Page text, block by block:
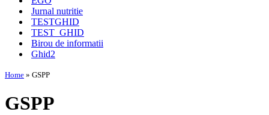
Jurnal nutritie
TESTGHID
TEST_GHID
Birou de informatii
Ghid2
Home » GSPP
GSPP